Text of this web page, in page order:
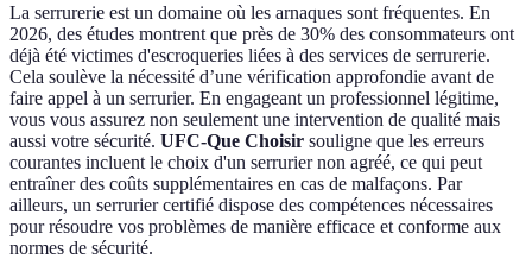
La serrurerie est un domaine où les arnaques sont fréquentes. En
2026, des études montrent que près de 30% des consommateurs ont
déjà été victimes d'escroqueries liées à des services de serrurerie.
Cela soulève la nécessité d’une vérification approfondie avant de
faire appel à un serrurier. En engageant un professionnel légitime,
vous vous assurez non seulement une intervention de qualité mais
aussi votre sécurité. UFC-Que Choisir souligne que les erreurs
courantes incluent le choix d'un serrurier non agréé, ce qui peut
entraîner des coûts supplémentaires en cas de malfaçons. Par
ailleurs, un serrurier certifié dispose des compétences nécessaires
pour résoudre vos problèmes de manière efficace et conforme aux
normes de sécurité.